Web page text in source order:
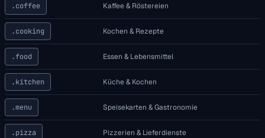
.coffee Kaffee & Röstereien
.cooking Kochen & Rezepte
.food Essen & Lebensmittel
.kitchen Küche & Kochen
.menu Speisekarten & Gastronomie
.pizza Pizzerien & Lieferdienste